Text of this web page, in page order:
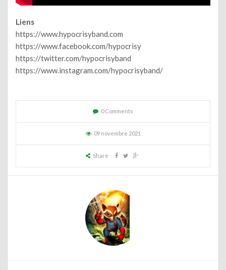
Liens
https://www.hypocrisyband.com
https://www.facebook.com/hypocrisy
https://twitter.com/hypocrisyband
https://www.instagram.com/hypocrisyband/
0 Comments
09 novembre 2021
Share